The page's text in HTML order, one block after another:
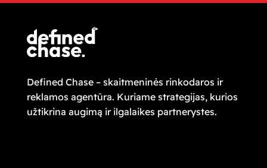
Defined Chase – skaitmeninės rinkodaros ir
reklamos agentūra. Kuriame strategijas, kurios
užtikrina augimą ir ilgalaikes partnerystes.